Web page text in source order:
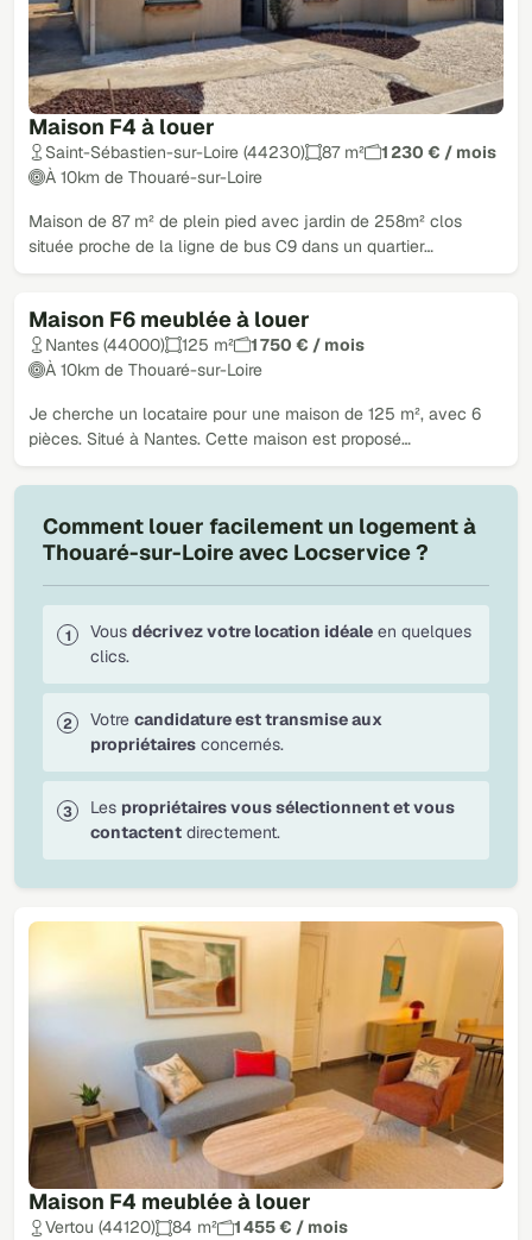
Maison F4 à louer
Saint-Sébastien-sur-Loire (44230) 87 m²
1 230 € / mois
À 10km de Thouaré-sur-Loire
Maison de 87 m² de plein pied avec jardin de 258m² clos
située proche de la ligne de bus C9 dans un quartier…
Maison F6 meublée à louer
Nantes (44000) 125 m²
1 750 € / mois
À 10km de Thouaré-sur-Loire
Je cherche un locataire pour une maison de 125 m², avec 6
pièces. Situé à Nantes. Cette maison est proposé…
Maison F4 meublée à louer
Vertou (44120) 84 m²
1 455 € / mois
Comment louer facilement un logement à
Thouaré-sur-Loire avec Locservice ?
Vous décrivez votre location idéale en quelques
clics.
Votre candidature est transmise aux
propriétaires concernés.
Les propriétaires vous sélectionnent et vous
contactent directement.